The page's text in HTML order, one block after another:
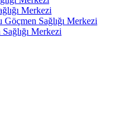
Merkezi
Sağlığı Merkezi
Merkezi